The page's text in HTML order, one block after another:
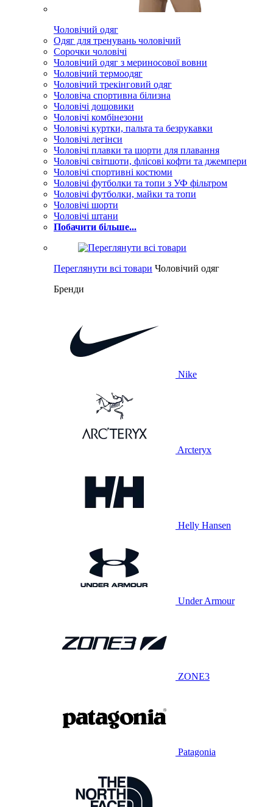
Чоловічий одяг
Одяг для тренувань чоловічий
Сорочки чоловічі
Чоловічий одяг з мериносової вовни
Чоловічий термоодяг
Чоловічий трекінговий одяг
Чоловіча спортивна білизна
Чоловічі дощовики
Чоловічі комбінезони
Чоловічі куртки, пальта та безрукавки
Чоловічі легінси
Чоловічі плавки та шорти для плавання
Чоловічі світшоти, флісові кофти та джемпери
Чоловічі спортивні костюми
Чоловічі футболки та топи з УФ фільтром
Чоловічі футболки, майки та топи
Чоловічі шорти
Чоловічі штани
Побачити більше...
Переглянути всі товари Чоловічий одяг
Бренди
Nike
Arcteryx
Helly Hansen
Under Armour
ZONE3
Patagonia